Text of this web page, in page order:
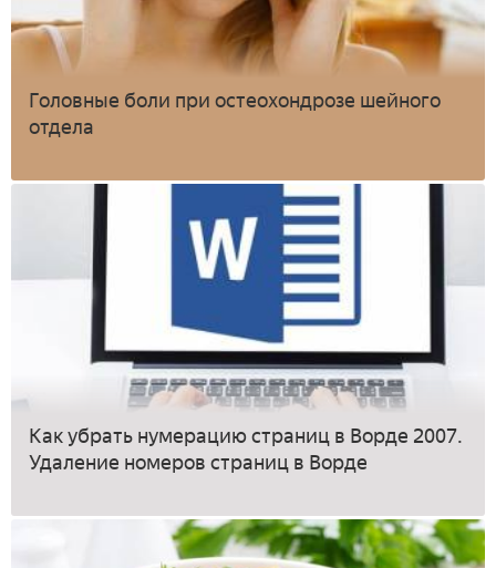
Головные боли при остеохондрозе шейного
отдела
Как убрать нумерацию страниц в Ворде 2007.
Удаление номеров страниц в Ворде